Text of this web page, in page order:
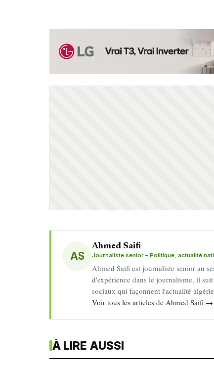
AS
Ahmed Saifi
Journaliste senior – Politique, actualité
Ahmed Saifi est journaliste senior au
d'expérience dans le journalisme, il
sociaux qui façonnent l'actualité
Voir tous les articles de Ahmed Saifi →
À LIRE AUSSI